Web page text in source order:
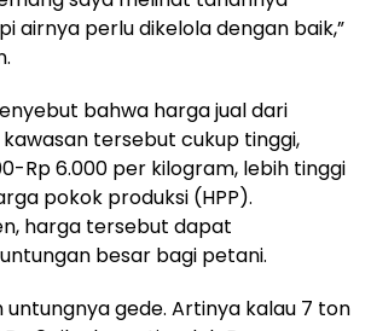
airnya perlu dikelola dengan baik,”
bahwa harga jual dari
tersebut cukup tinggi,
Rp 6.000 per kilogram, lebih tinggi
pokok produksi (HPP).
harga tersebut dapat
besar bagi petani.
untungnya gede. Artinya kalau 7 ton